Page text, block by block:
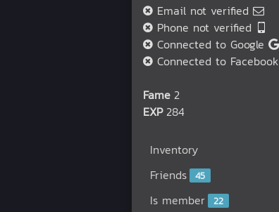
Email not verified
Phone not verified
Connected to Google
Connected to Facebook
Fame 2
EXP 284
Inventory
Friends 45
Is member 22